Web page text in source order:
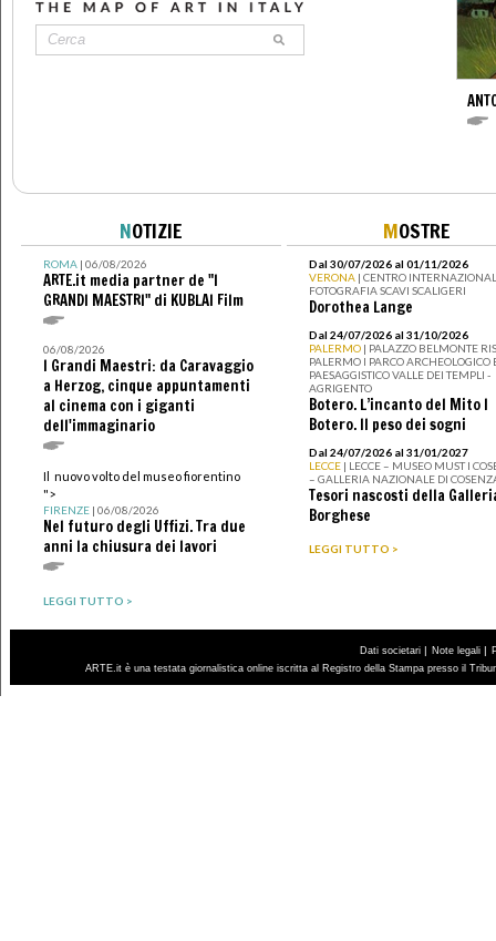
NOTIZIE
ROMA| 06/08/2026
ARTE.it media partner de "I
GRANDI MAESTRI" di KUBLAI Film
06/08/2026
I Grandi Maestri: da Caravaggio
a Herzog, cinque appuntamenti
al cinema con i giganti
dell'immaginario
Il nuovo volto del museo fiorentino
">
FIRENZE| 06/08/2026
Nel futuro degli Uffizi. Tra due
anni la chiusura dei lavori
LEGGI TUTTO >
MOSTRE
Dal 30/07/2026 al 01/11/2026
VERONA | CENTRO
FOTOGRAFIA SCAVI SCALIGERI
Dorothea Lange
Dal 24/07/2026 al 31/10/2026
PALERMO | PALAZZO BELMONTE
PALERMO I PARCO ARCHEOLOGICO
PAESAGGISTICO VALLE DEI TEMPLI -
AGRIGENTO
Botero. L’incanto del Mito I
Botero. Il peso dei sogni
Dal 24/07/2026 al 31/01/2027
LECCE | LECCE – MUSEO MUST I
– GALLERIA NAZIONALE DI
Tesori nascosti della
Borghese
LEGGI TUTTO >
Dati societari | Note legali |
ARTE.it è una testata giornalistica online iscritta al Registro della Stampa presso il